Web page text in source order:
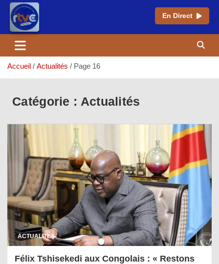
En Direct
contenu
Accueil
Actualités Page 16
Catégorie : Actualités
ACTUALITÉS
Félix Tshisekedi aux Congolais : « Restons